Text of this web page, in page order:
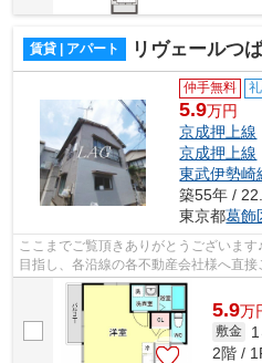
賃貸 | アパート リヴェールつ
仲手無料
5.9万円
京成押上線
京成押上線
東武伊勢崎
築55年 /
東京都葛飾
ここまでご覧頂きありがとうございま
目指し、各沿線の各不動産会社様へ直
様へ提供しております！最新の情報は...
5.9万
敷金
2階 /